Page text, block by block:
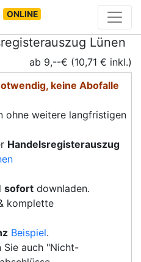
ONLINE
Lünen
ab 9,--€ (10,71 € inkl.)
keine Abofalle
ohne weitere langfristigen
Handelsregisterauszug
sofort downladen.
komplette
Beispiel.
Sie auch "Nicht-